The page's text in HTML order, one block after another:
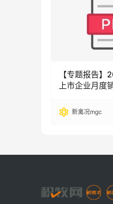
【专题报告
上市企业月度
新禽况mgc